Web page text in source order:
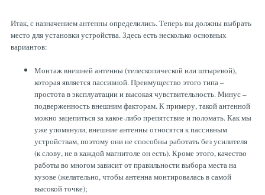
Итак, с назначением антенны определились. Теперь вы должны выбрать
место для установки устройства. Здесь есть несколько основных
вариантов:
Монтаж внешней антенны (телескопической или штыревой),
которая является пассивной. Преимущество этого типа –
простота в эксплуатации и высокая чувствительность. Минус –
подверженность внешним факторам. К примеру, такой антенной
можно зацепиться за какое-либо препятствие и поломать. Как мы
уже упомянули, внешние антенны относятся к пассивным
устройствам, поэтому они не способны работать без усилителя
(к слову, не в каждой магнитоле он есть). Кроме этого, качество
работы во многом зависит от правильности выбора места на
кузове (желательно, чтобы антенна монтировалась в самой
высокой точке);